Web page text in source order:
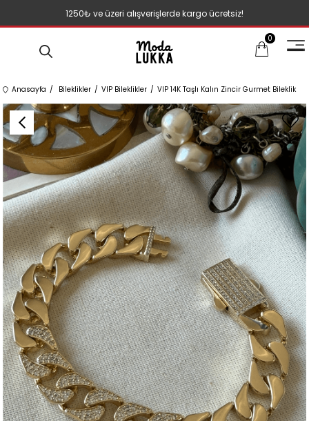
1250₺ ve üzeri alışverişlerde kargo ücretsiz!
0
Anasayfa Bileklikler VIP Bileklikler VIP 14K Taşlı Kalın Zincir Gurmet Bileklik